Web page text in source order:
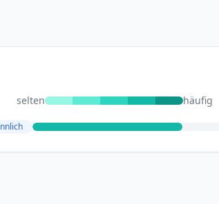
selten häufig